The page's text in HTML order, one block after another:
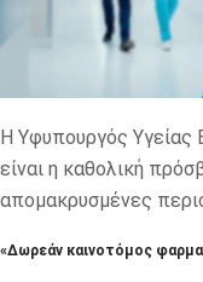
Η Υφυπουργός Υγείας
είναι η καθολική
απομακρυσμένες
«Δωρεάν καινοτόμος